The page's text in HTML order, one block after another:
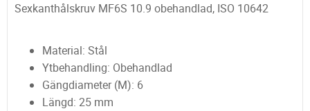
Sexkanthålskruv MF6S 10.9 obehandlad, ISO 10642
Material: Stål
Ytbehandling: Obehandlad
Gängdiameter (M): 6
Längd: 25 mm